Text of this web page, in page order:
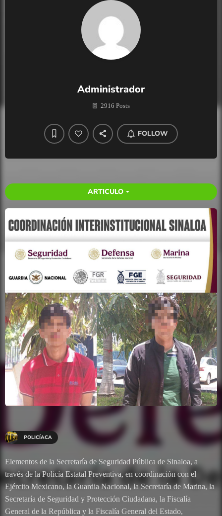
Administrador
2916 Posts
FOLLOW
ARTICULO arrow_drop_down
POLICÍACA
Elementos de la Secretaría de Seguridad Pública de Sinaloa, a
través de la Policía Estatal Preventiva, en coordinación con el
Ejército Mexicano, la Guardia Nacional, la Secretaría de Marina, la
Secretaría de Seguridad y Protección Ciudadana, la Fiscalía
General de la República y la Fiscalía General del Estado,